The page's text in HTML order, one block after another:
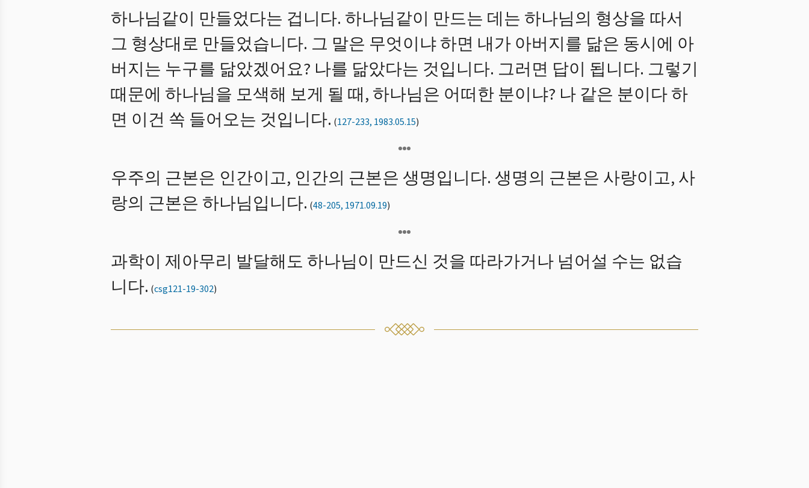
하나님같이 만들었다는 겁니다. 하나님같이 만드는 데는 하나님의 형상을 따서
그 형상대로 만들었습니다. 그 말은 무엇이냐 하면 내가 아버지를 닮은 동시에 아
버지는 누구를 닮았겠어요? 나를 닮았다는 것입니다. 그러면 답이 됩니다. 그렇기
때문에 하나님을 모색해 보게 될 때, 하나님은 어떠한 분이냐? 나 같은 분이다 하
면 이건 쏙 들어오는 것입니다. (127-233, 1983.05.15)
우주의 근본은 인간이고, 인간의 근본은 생명입니다. 생명의 근본은 사랑이고, 사
랑의 근본은 하나님입니다. (48-205, 1971.09.19)
과학이 제아무리 발달해도 하나님이 만드신 것을 따라가거나 넘어설 수는 없습
니다. (csg121-19-302)